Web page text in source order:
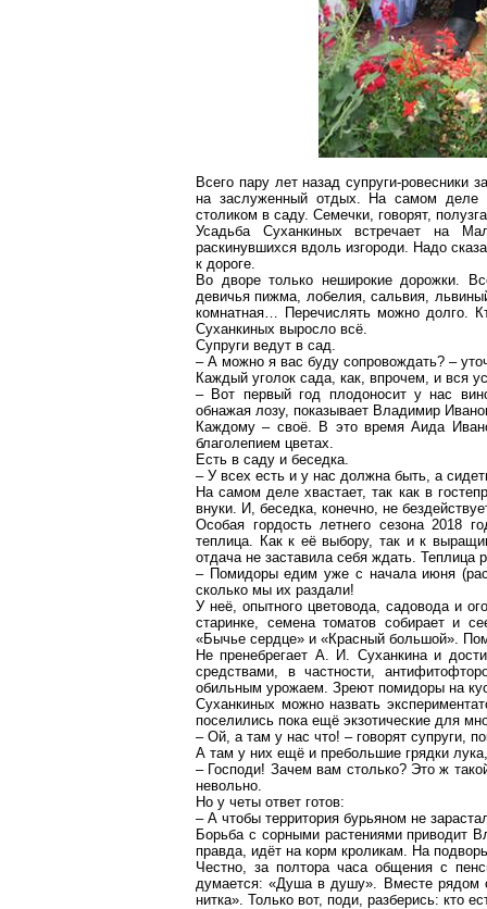
Всего пару лет назад супруги-
на заслуженный отдых. На самом деле
столиком в саду. Семечки, говорят,
Усадьба Суханкиныхвстречает на
раскинувшихся вдоль изгороди. Надо
к дороге.
Во дворе только неширокие дорожки.
девичья пижма, лобелия,сальвия,
комнатная… Перечислять можно долго.
Суханкиных выросло всё.
Супруги ведут в сад.
– А можно я вас буду сопровождать? –
Каждый уголок сада, как, впрочем, и вся
– Вот первый год плодоносит у нас
обнажая лозу, показывает Владимир
Каждому – своё. В это время Аида
благолепием цветах.
Есть в саду и беседка.
– У всех есть и у нас должна быть, а
На самомделе хвастает, так как в
внуки. И, беседка, конечно, не
Особая гордость летнего сезона 2018
теплица. Как к её выбору, так и к
отдача не заставила себя ждать.
– Помидоры едим уже с начала июня
сколько мы их раздали!
У неё, опытного цветовода, садовода и
старинке, семена томатов собирает и
«Бычье сердце» и «Красный большой».
Не пренебрегает А. И. Суханкинаи
средствами, в частности,
обильным урожаем. Зреют помидоры на
Суханкиных можно назвать
поселились пока ещё экзотические для
– Ой, а там у нас что! – говорят супруги,
А там у них ещё и пребольшие грядки
– Господи! Зачем вам столько? Это ж
невольно.
Но у четы ответ готов:
– А чтобы территория бурьяном не
Борьба с сорными растениями приводит
правда, идёт на корм кроликам. На
Честно, за полтора часа общения с
думается: «Душа в душу». Вместе рядом
нитка». Только вот, поди, разберись: кто